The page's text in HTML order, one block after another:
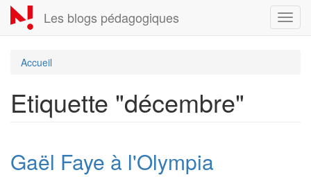
Aller
au
contenu
Les blogs pédagogiques
Accueil
Etiquette "décembre"
Gaël Faye à l'Olympia